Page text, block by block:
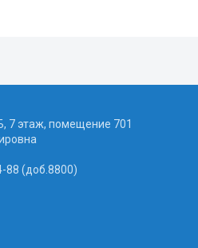
7 этаж, помещение 701
88 (доб.8800)